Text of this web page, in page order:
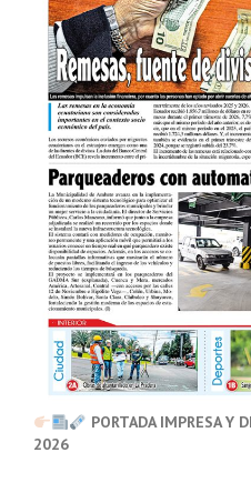
PORTADA IMPRESA Y
2026